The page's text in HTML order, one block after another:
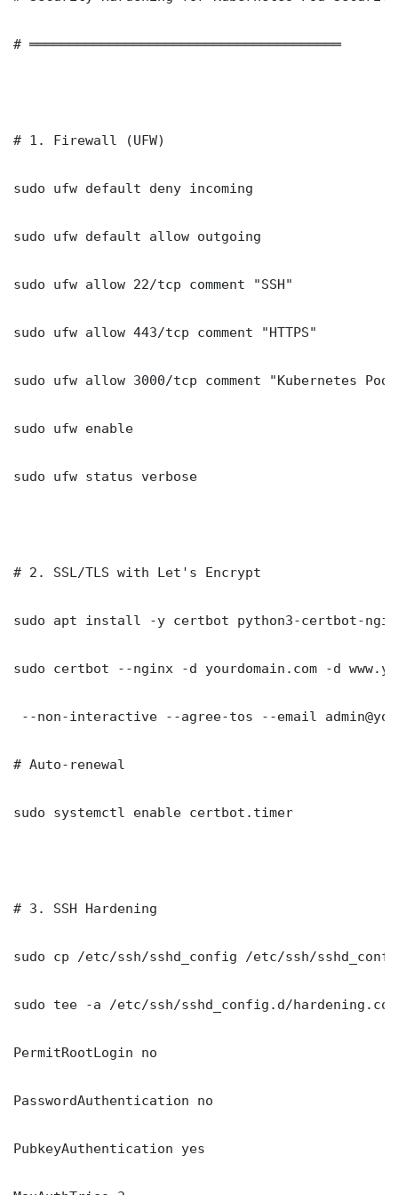
# ═══════════════════════════════════════
# 1. Firewall (UFW)
sudo ufw default deny incoming
sudo ufw default allow outgoing
sudo ufw allow 22/tcp comment "SSH"
sudo ufw allow 443/tcp comment "HTTPS"
sudo ufw allow 3000/tcp comment "Kubernetes
sudo ufw enable
sudo ufw status verbose
# 2. SSL/TLS with Let's Encrypt
sudo apt install -y certbot python3-certbot-
sudo certbot --nginx -d yourdomain.com -d
--non-interactive --agree-tos --email
# Auto-renewal
sudo systemctl enable certbot.timer
# 3. SSH Hardening
sudo cp /etc/ssh/sshd_config /etc/ssh/
sudo tee -a /etc/ssh/sshd_config.d/
PermitRootLogin no
PasswordAuthentication no
PubkeyAuthentication yes